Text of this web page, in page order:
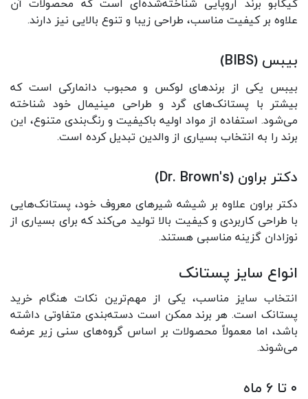
کیکابو برند اروپایی شناخته‌شده‌ای است که محصولات آن
علاوه بر کیفیت مناسب، طراحی زیبا و تنوع بالایی نیز دارند.
بیبس (BIBS)
بیبس یکی از برندهای لوکس و محبوب دانمارکی است که
بیشتر با پستانک‌های گرد و طراحی مینیمال خود شناخته
می‌شود. استفاده از مواد اولیه باکیفیت و رنگ‌بندی متنوع، این
برند را به انتخاب بسیاری از والدین تبدیل کرده است.
دکتر براون (Dr. Brown's)
دکتر براون علاوه بر شیشه شیرهای معروف خود، پستانک‌هایی
با طراحی کاربردی و کیفیت بالا تولید می‌کند که برای بسیاری از
نوزادان گزینه مناسبی هستند.
انواع سایز پستانک
انتخاب سایز مناسب، یکی از مهم‌ترین نکات هنگام خرید
پستانک است. هر برند ممکن است دسته‌بندی متفاوتی داشته
باشد، اما معمولاً محصولات بر اساس گروه‌های سنی زیر عرضه
می‌شوند.
۰ تا ۶ ماه